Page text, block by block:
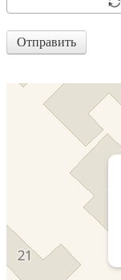
Отправить